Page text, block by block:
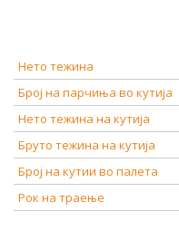
Нето тежина
Број на парчиња во кутија
Нето тежина на кутија
Бруто тежина на кутија
Број на кутии во палета
Рок на траење